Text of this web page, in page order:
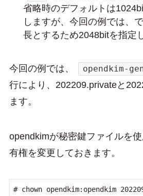
省略時のデフォルトは
しますが、今回の例では、
長とするため2048bitを指定
今回の例では、 opendkim-
行により、202209.privateと
ます。
opendkimが秘密鍵ファイルを
有権を変更しておきます。
# chown opendkim:opendkim